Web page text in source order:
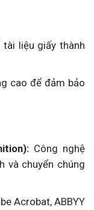
liệu giấy thành
cao để đảm bảo
Công nghệ
và chuyển chúng
Acrobat, ABBYY